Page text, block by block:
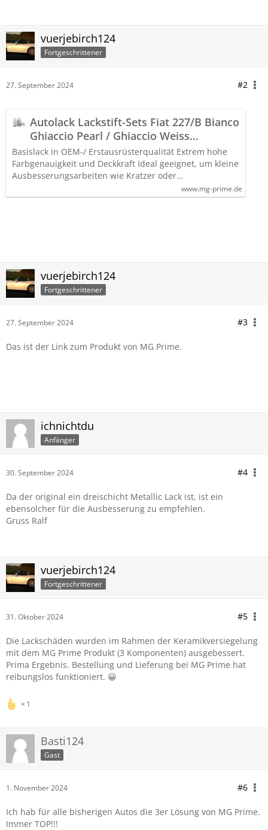
vuerjebirch124
Fortgeschrittener
27. September 2024 #2
Autolack Lackstift-Sets Fiat 227/B Bianco
Ghiaccio Pearl / Ghiaccio Weiss
Perleffekt 50ml
Basislack in OEM-/ Erstausrüsterqualität Extrem hohe
Farbgenauigkeit und Deckkraft Ideal geeignet, um kleine
Ausbesserungsarbeiten wie Kratzer oder…
www.mg-prime.de
vuerjebirch124
Fortgeschrittener
27. September 2024 #3
Das ist der Link zum Produkt von MG Prime.
ichnichtdu
Anfänger
30. September 2024 #4
Da der original ein dreischicht Metallic Lack ist, ist ein
ebensolcher für die Ausbesserung zu empfehlen.
Gruss Ralf
vuerjebirch124
Fortgeschrittener
31. Oktober 2024 #5
Die Lackschäden wurden im Rahmen der Keramikversiegelung
mit dem MG Prime Produkt (3 Komponenten) ausgebessert.
Prima Ergebnis. Bestellung und Lieferung bei MG Prime hat
reibungslos funktioniert. 😀
1
Basti124
Gast
1. November 2024 #6
Ich hab für alle bisherigen Autos die 3er Lösung von MG Prime.
Immer TOP!!!